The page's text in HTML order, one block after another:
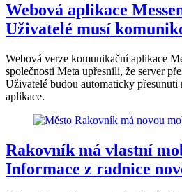
Webová aplikace
Uživatelé musí
Webová verze komunikační aplikace
společnosti Meta upřesnili, že server
Uživatelé budou automaticky
aplikace.
Rakovník má vlastní
Informace z radnice